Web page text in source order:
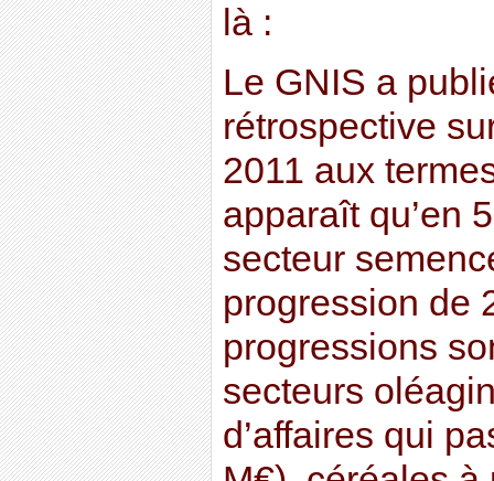
là :
Le GNIS a
rétrospective
2011 aux
apparaît qu’en
secteur
progression de
progressions
secteurs
d’affaires qui